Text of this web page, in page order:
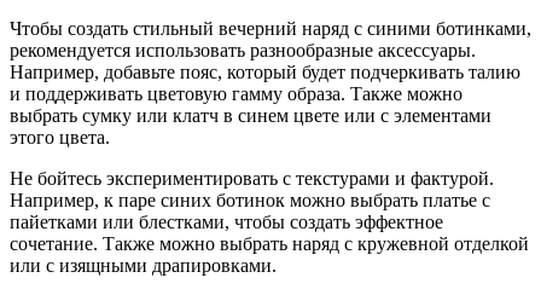
Чтобы создать стильный вечерний наряд с синими ботинками,
рекомендуется использовать разнообразные аксессуары.
Например, добавьте пояс, который будет подчеркивать талию
и поддерживать цветовую гамму образа. Также можно
выбрать сумку или клатч в синем цвете или с элементами
этого цвета.
Не бойтесь экспериментировать с текстурами и фактурой.
Например, к паре синих ботинок можно выбрать платье с
пайетками или блестками, чтобы создать эффектное
сочетание. Также можно выбрать наряд с кружевной отделкой
или с изящными драпировками.